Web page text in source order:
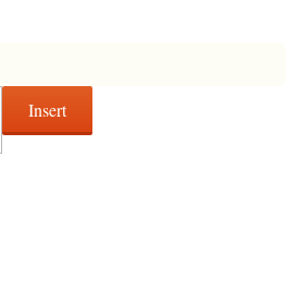
Insert